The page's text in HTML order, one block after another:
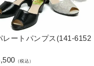
レートパンプス(141-6152
（税込）